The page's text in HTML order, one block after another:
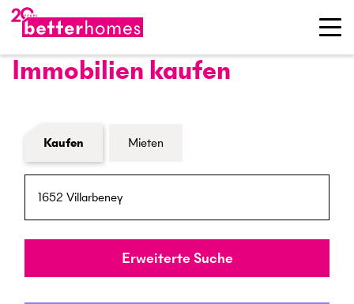
Immobilien kaufen
Formular Immobiliensuche
Kaufen Mieten
PLZ / Ort
Umkreis
Erweiterte Suche